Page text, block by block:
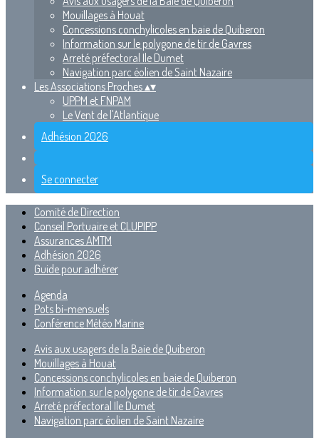
Mouillages à Houat
Concessions conchylicoles en baie de Quiberon
Information sur le polygone de tir de Gavres
Arreté préfectoral Ile Dumet
Navigation parc éolien de Saint Nazaire
Les Associations Proches▴▾
UPPM et FNPAM
Le Vent de l'Atlantique
Adhésion 2026
Se connecter
Comité de Direction
Conseil Portuaire et CLUPIPP
Assurances AMTM
Adhésion 2026
Guide pour adhérer
Agenda
Pots bi-mensuels
Conférence Météo Marine
Avis aux usagers de la Baie de Quiberon
Mouillages à Houat
Concessions conchylicoles en baie de Quiberon
Information sur le polygone de tir de Gavres
Arreté préfectoral Ile Dumet
Navigation parc éolien de Saint Nazaire